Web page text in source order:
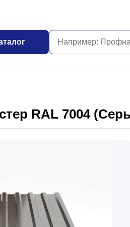
RAL 7004